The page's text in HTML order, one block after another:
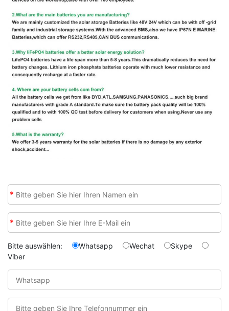
*
*
Bitte auswählen: Whatsapp Wechat
Skype
Viber